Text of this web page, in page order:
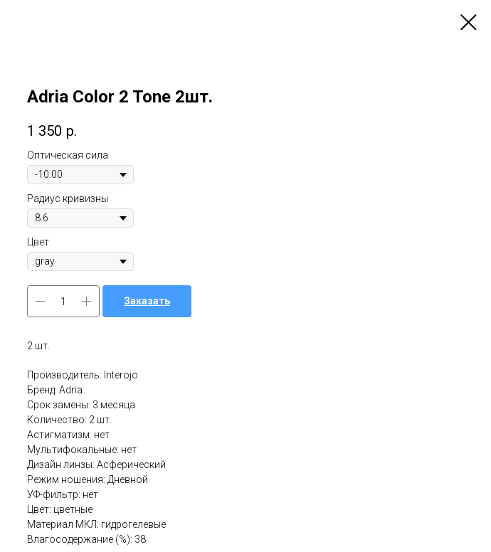
Adria Color 2 Tone 2шт.
1 350 р.
Оптическая сила
Радиус кривизны
Цвет
Заказать
2 шт.
Производитель: Interojo
Бренд: Adria
Срок замены: 3 месяца
Количество: 2 шт.
Астигматизм: нет
Мультифокальные: нет
Дизайн линзы: Асферический
Режим ношения: Дневной
УФ-фильтр: нет
Цвет: цветные
Материал МКЛ: гидрогелевые
Влагосодержание (%): 38